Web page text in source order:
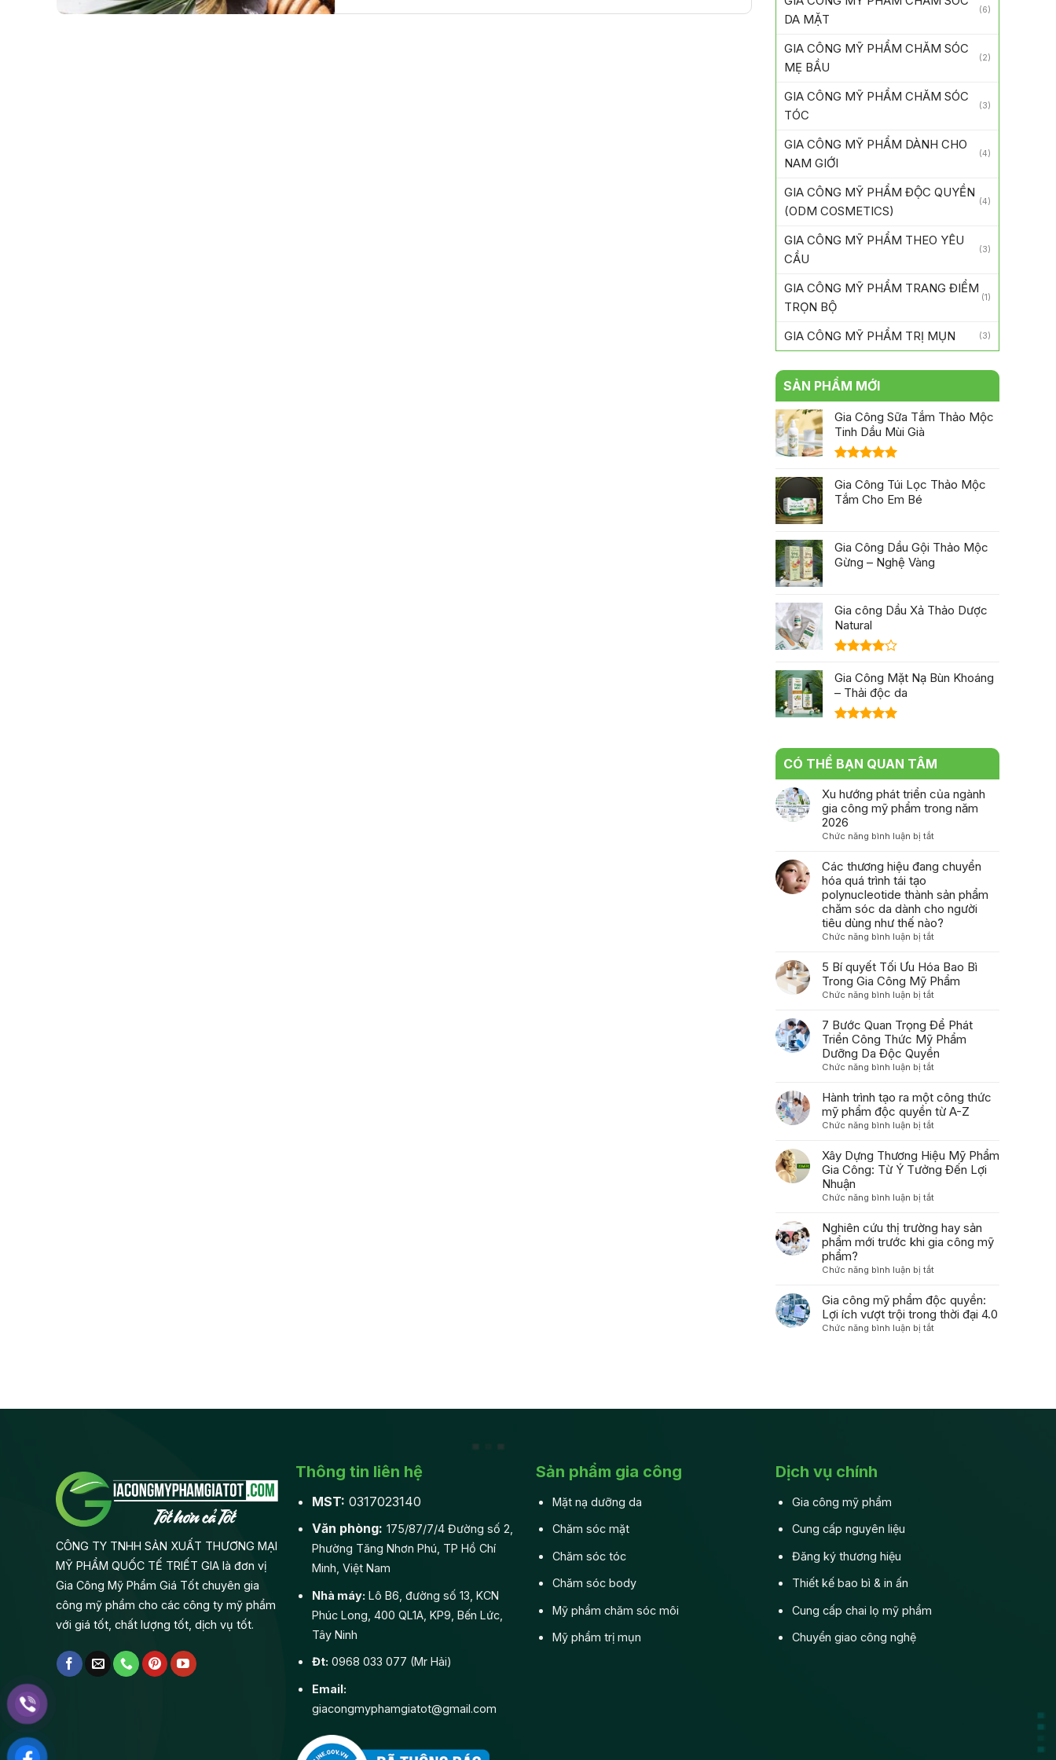
DA MẶT
(6)
GIA CÔNG MỸ PHẨM CHĂM SÓC
MẸ BẦU
(2)
GIA CÔNG MỸ PHẨM CHĂM SÓC
TÓC
(3)
GIA CÔNG MỸ PHẨM DÀNH CHO
NAM GIỚI
(4)
GIA CÔNG MỸ PHẨM ĐỘC QUYỀN
(ODM COSMETICS)
(4)
GIA CÔNG MỸ PHẨM THEO YÊU
CẦU
(3)
GIA CÔNG MỸ PHẨM TRANG ĐIỂM
TRỌN BỘ
(1)
GIA CÔNG MỸ PHẨM TRỊ MỤN (3)
SẢN PHẨM MỚI
Gia Công Sữa Tắm Thảo Mộc
Tinh Dầu Mùi Già
hạng5.00
5 sao
Gia Công Túi Lọc Thảo Mộc
Tắm Cho Em Bé
Gia Công Dầu Gội Thảo Mộc
Gừng – Nghệ Vàng
Gia công Dầu Xả Thảo Dược
Natural
xếp hạng
4.005
sao
Gia Công Mặt Nạ Bùn Khoáng
– Thải độc da
5 sao
CÓ THỂ BẠN QUAN TÂM
Xu hướng phát triển của ngành
gia công mỹ phẩm trong năm
2026
Chức năng bình luận bị tắtở
hướng
phát
triển
của
ngành
gia
công
phẩm
trong
năm
Các thương hiệu đang chuyển
hóa quá trình tái tạo
polynucleotide thành sản phẩm
chăm sóc da dành cho người
tiêu dùng như thế nào?
Chức năng bình luận bị tắtở
thương
hiệu
đang
quá
trình
tái
tạo
thành
sản
phẩm
sóc
da
dành
người
dùng
như
nào?
5 Bí quyết Tối Ưu Hóa Bao Bì
Trong Gia Công Mỹ Phẩm
Chức năng bình luận bị tắtở
Bí
quyết
Tối
Ưu
Hóa
Bì
Trong
Gia
Mỹ
Phẩm
7 Bước Quan Trọng Để Phát
Triển Công Thức Mỹ Phẩm
Dưỡng Da Độc Quyền
Chức năng bình luận bị tắtở
Bước
Quan
Trọng
Triển
Công
Mỹ
Dưỡng
Da
Quyền
Hành trình tạo ra một công thức
mỹ phẩm độc quyền từ A-Z
Chức năng bình luận bị tắtở
trình
tạo
ra
công
mỹ
phẩm
quyền
A-
Z
Xây Dựng Thương Hiệu Mỹ Phẩm
Gia Công: Từ Ý Tưởng Đến Lợi
Nhuận
Chức năng bình luận bị tắtở
Dựng
Thương
Hiệu
Phẩm
Công:
Từ
Ý
Nghiên cứu thị trường hay sản
phẩm mới trước khi gia công mỹ
phẩm?
Chức năng bình luận bị tắtở
cứu
thị
trường
Gia công mỹ phẩm độc quyền:
Lợi ích vượt trội trong thời đại 4.0
Chức năng bình luận bị tắtở
quyền:
CÔNG TY TNHH SẢN XUẤT THƯƠNG MẠI
MỸ PHẨM QUỐC TẾ TRIẾT GIA là đơn vị
Gia Công Mỹ Phẩm Giá Tốt chuyên gia
công mỹ phẩm cho các công ty mỹ phẩm
với giá tốt, chất lượng tốt, dịch vụ tốt.
Thông tin liên hệ
MST: 0317023140
Văn phòng: 175/87/7/4 Đường số 2,
Phường Tăng Nhơn Phú, TP Hồ Chí
Minh, Việt Nam
Nhà máy: Lô B6, đường số 13, KCN
Phúc Long, 400 QL1A, KP9, Bến Lức,
Tây Ninh
Đt: 0968 033 077 (Mr Hải)
Email:
giacongmyphamgiatot@gmail.com
Sản phẩm gia công
Mặt nạ dưỡng da
Chăm sóc mặt
Chăm sóc tóc
Chăm sóc body
Mỹ phẩm chăm sóc môi
Mỹ phẩm trị mụn
Dịch vụ chính
Gia công mỹ phẩm
Cung cấp nguyên liệu
Đăng ký thương hiệu
Thiết kế bao bì & in ấn
Cung cấp chai lọ mỹ phẩm
Chuyển giao công nghệ